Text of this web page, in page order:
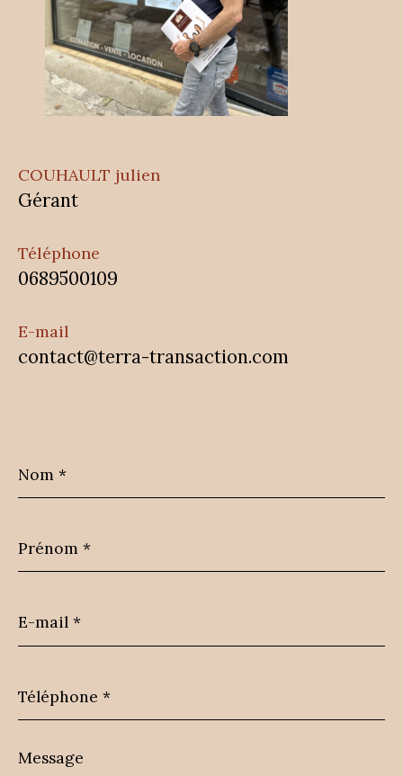
COUHAULT julien
Gérant
Téléphone
0689500109
E-mail
contact@terra-transaction.com
*
*
mail
*
*
Message
*